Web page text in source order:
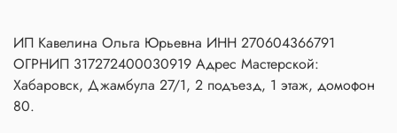
ИП Кавелина Ольга Юрьевна ИНН 270604366791
ОГРНИП 317272400030919 Адрес Мастерской:
Хабаровск, Джамбула 27/1, 2 подъезд, 1 этаж, домофон
80.